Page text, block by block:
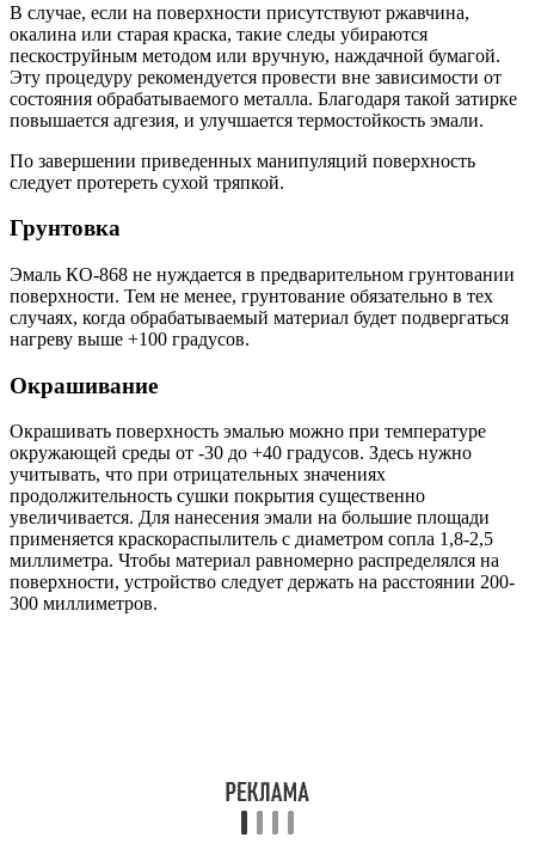
В случае, если на поверхности присутствуют ржавчина,
окалина или старая краска, такие следы убираются
пескоструйным методом или вручную, наждачной бумагой.
Эту процедуру рекомендуется провести вне зависимости от
состояния обрабатываемого металла. Благодаря такой затирке
повышается адгезия, и улучшается термостойкость эмали.
По завершении приведенных манипуляций поверхность
следует протереть сухой тряпкой.
Грунтовка
Эмаль КО-868 не нуждается в предварительном грунтовании
поверхности. Тем не менее, грунтование обязательно в тех
случаях, когда обрабатываемый материал будет подвергаться
нагреву выше +100 градусов.
Окрашивание
Окрашивать поверхность эмалью можно при температуре
окружающей среды от -30 до +40 градусов. Здесь нужно
учитывать, что при отрицательных значениях
продолжительность сушки покрытия существенно
увеличивается. Для нанесения эмали на большие площади
применяется краскораспылитель с диаметром сопла 1,8-2,5
миллиметра. Чтобы материал равномерно распределялся на
поверхности, устройство следует держать на расстоянии 200-
300 миллиметров.